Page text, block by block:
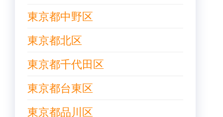
東京都中野区
東京都北区
東京都千代田区
東京都台東区
東京都品川区